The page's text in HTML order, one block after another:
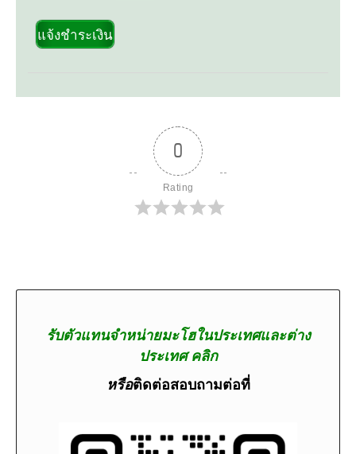
แจ้งชำระเงิน
0
Rating
รับตัวแทนจำหน่ายมะโฮในประเทศและต่าง
ประเทศ คลิก
หรือติดต่อสอบถามต่อที่